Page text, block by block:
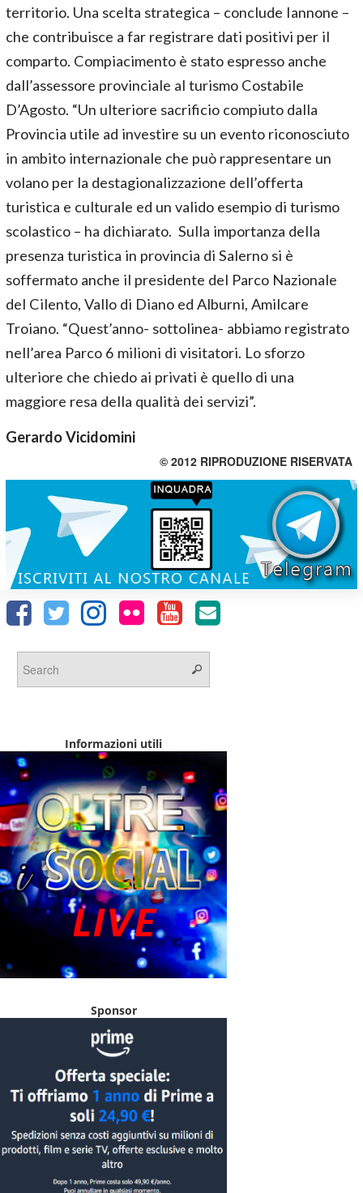
territorio. Una scelta strategica – conclude Iannone –
che contribuisce a far registrare dati positivi per il
comparto. Compiacimento è stato espresso anche
dall’assessore provinciale al turismo Costabile
D’Agosto. “Un ulteriore sacrificio compiuto dalla
Provincia utile ad investire su un evento riconosciuto
in ambito internazionale che può rappresentare un
volano per la destagionalizzazione dell’offerta
turistica e culturale ed un valido esempio di turismo
scolastico – ha dichiarato. Sulla importanza della
presenza turistica in provincia di Salerno si è
soffermato anche il presidente del Parco Nazionale
del Cilento, Vallo di Diano ed Alburni, Amilcare
Troiano. “Quest’anno- sottolinea- abbiamo registrato
nell’area Parco 6 milioni di visitatori. Lo sforzo
ulteriore che chiedo ai privati è quello di una
maggiore resa della qualità dei servizi”.
Gerardo Vicidomini
© 2012 RIPRODUZIONE RISERVATA
Informazioni utili
Sponsor